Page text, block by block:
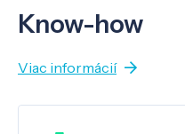
Know-how
Viac informácií